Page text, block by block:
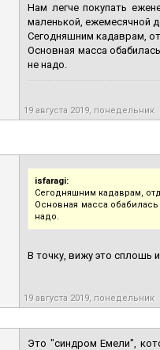
Нам легче покупать
маленькой, ежемесячной
Сегодняшним кадаврам,
Основная масса
не надо.
19 августа 2019, понедельник
isfaragi:
Сегодняшним кадаврам,
Основная масса
надо.
В точку, вижу это сплошь
19 августа 2019, понедельник
Это "синдром Емели",